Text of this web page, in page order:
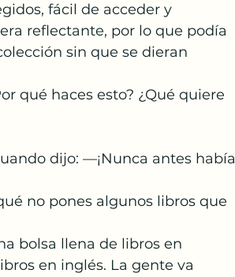
fácil de acceder y
reflectante, por lo que podía
sin que se dieran
qué haces esto? ¿Qué quiere
dijo: —¡Nunca antes había
no pones algunos libros que
bolsa llena de libros en
en inglés. La gente va